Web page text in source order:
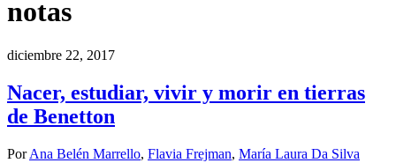
notas
diciembre 22, 2017
Nacer, estudiar, vivir y morir en tierras
de Benetton
PorAna Belén Marrello, Flavia Frejman, María Laura Da Silva